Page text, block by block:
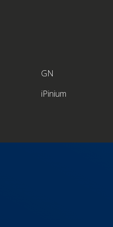
GN
iPinium